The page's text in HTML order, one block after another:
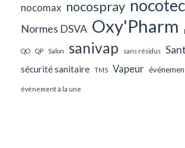
nocomax nocospray
Normes DSVA Oxy'Pharm
QO QP Salon sanivap sans résidus
sécurité sanitaire TMS Vapeur
événement à la une